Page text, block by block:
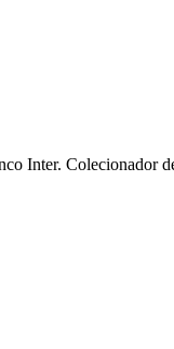
Inter. Colecionador